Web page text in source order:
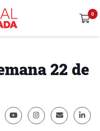
22 de